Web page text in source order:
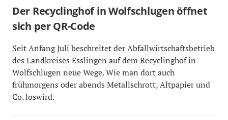
Der Recyclinghof in Wolfschlugen öffnet
sich per QR-Code
Seit Anfang Juli beschreitet der Abfallwirtschaftsbetrieb
des Landkreises Esslingen auf dem Recyclinghof in
Wolfschlugen neue Wege. Wie man dort auch
frühmorgens oder abends Metallschrott, Altpapier und
Co. loswird.